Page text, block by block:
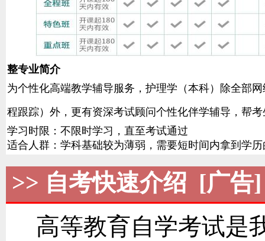
整专业简介
为个性化高端教学辅导服务，护理学（本科）除全部
程跟踪）外，更有资深考试顾问个性化伴学辅导，帮
学习时限：不限时学习，直至考试通过
适合人群：学科基础较为薄弱，需要短时间内拿到学
>> 自考快速介绍 [广告]
高等教育自学考试是